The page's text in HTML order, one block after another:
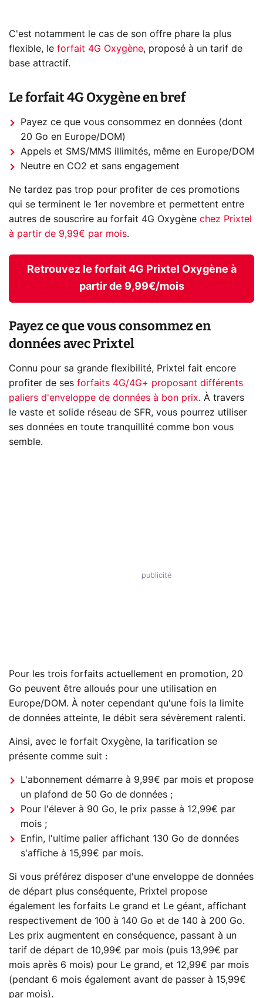
C'est notamment le cas de son offre phare la plus
flexible, le forfait 4G Oxygène, proposé à un tarif de
base attractif.
Le forfait 4G Oxygène en bref
Payez ce que vous consommez en données (dont
20 Go en Europe/DOM)
Appels et SMS/MMS illimités, même en Europe/DOM
Neutre en CO2 et sans engagement
Ne tardez pas trop pour profiter de ces promotions
qui se terminent le 1er novembre et permettent entre
autres de souscrire au forfait 4G Oxygène chez Prixtel
à partir de 9,99€ par mois.
Retrouvez le forfait 4G Prixtel Oxygène à
partir de 9,99€/mois
Payez ce que vous consommez en
données avec Prixtel
Connu pour sa grande flexibilité, Prixtel fait encore
profiter de ses forfaits 4G/4G+ proposant différents
paliers d'enveloppe de données à bon prix. À travers
le vaste et solide réseau de SFR, vous pourrez utiliser
ses données en toute tranquillité comme bon vous
semble.
Pour les trois forfaits actuellement en promotion, 20
Go peuvent être alloués pour une utilisation en
Europe/DOM. À noter cependant qu'une fois la limite
de données atteinte, le débit sera sévèrement ralenti.
Ainsi, avec le forfait Oxygène, la tarification se
présente comme suit :
L'abonnement démarre à 9,99€ par mois et propose
un plafond de 50 Go de données ;
Pour l'élever à 90 Go, le prix passe à 12,99€ par
mois ;
Enfin, l'ultime palier affichant 130 Go de données
s'affiche à 15,99€ par mois.
Si vous préférez disposer d'une enveloppe de données
de départ plus conséquente, Prixtel propose
également les forfaits Le grand et Le géant, affichant
respectivement de 100 à 140 Go et de 140 à 200 Go.
Les prix augmentent en conséquence, passant à un
tarif de départ de 10,99€ par mois (puis 13,99€ par
mois après 6 mois) pour Le grand, et 12,99€ par mois
(pendant 6 mois également avant de passer à 15,99€
par mois).